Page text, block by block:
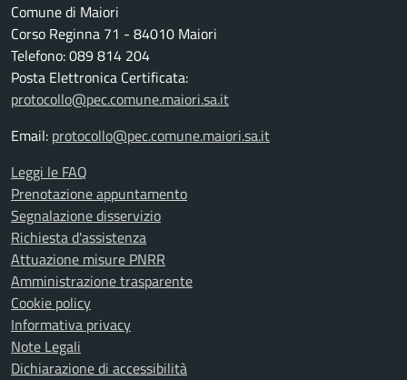
Comune di Maiori
Corso Reginna 71 - 84010 Maiori
Telefono: 089 814 204
Posta Elettronica Certificata:
protocollo@pec.comune.maiori.sa.it
Email: protocollo@pec.comune.maiori.sa.it
Leggi le FAQ
Prenotazione appuntamento
Segnalazione disservizio
Richiesta d'assistenza
Attuazione misure PNRR
Amministrazione trasparente
Cookie policy
Informativa privacy
Note Legali
Dichiarazione di accessibilità